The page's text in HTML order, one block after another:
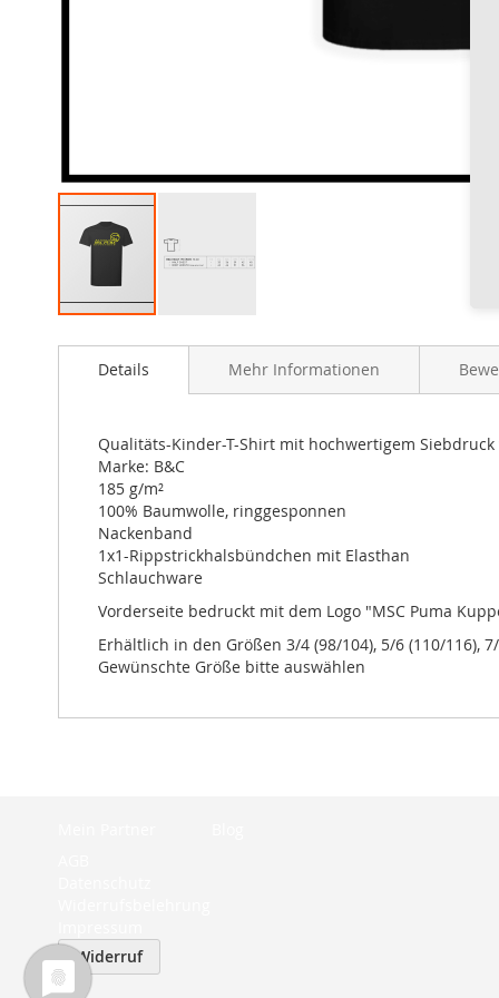
Anfang
Details
Qualitäts-Kinder-T-Shirt mit hochwertigem
Marke: B&C
185 g/m²
100% Baumwolle, ringgesponnen
Nackenband
1x1-Rippstrickhalsbündchen mit Elasthan
Schlauchware
Vorderseite bedruckt mit dem Logo "MSC Puma
Erhältlich in den Größen 3/4 (98/104), 5/6 (110/116),
Gewünschte Größe bitte auswählen
Mehr Informationen
Widerruf